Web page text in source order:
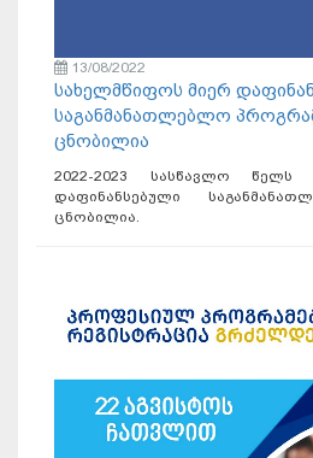
13/08/2022
სახელმწიფოს მიერ
საგანმანათლებლო
ცნობილია
2022-2023 სასწავლო წელს
დაფინანსებული
ცნობილია.